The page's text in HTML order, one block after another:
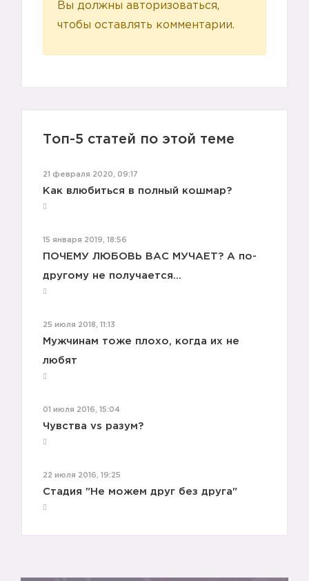
Вы должны авторизоваться,
чтобы оставлять комментарии.
Топ-5 статей по этой теме
21 февраля 2020, 09:17
Как влюбиться в полный кошмар?
15 января 2019, 18:56
ПОЧЕМУ ЛЮБОВЬ ВАС МУЧАЕТ? А по-
другому не получается...
25 июля 2018, 11:13
Мужчинам тоже плохо, когда их не
любят
01 июля 2016, 15:04
Чувства vs разум?
22 июля 2016, 19:25
Стадия "Не можем друг без друга"